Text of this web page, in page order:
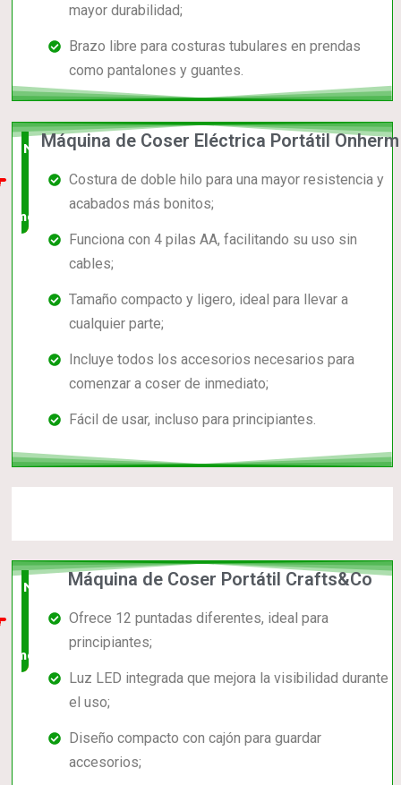
mayor durabilidad;
Brazo libre para costuras tubulares en prendas
como pantalones y guantes.
Nuevo
en el
mercado
Máquina de Coser Eléctrica Portátil Onherm
Costura de doble hilo para una mayor resistencia y
acabados más bonitos;
Funciona con 4 pilas AA, facilitando su uso sin
cables;
Tamaño compacto y ligero, ideal para llevar a
cualquier parte;
Incluye todos los accesorios necesarios para
comenzar a coser de inmediato;
Fácil de usar, incluso para principiantes.
Nuevo
en el
mercado
Máquina de Coser Portátil Crafts&Co
Ofrece 12 puntadas diferentes, ideal para
principiantes;
Luz LED integrada que mejora la visibilidad durante
el uso;
Diseño compacto con cajón para guardar
accesorios;